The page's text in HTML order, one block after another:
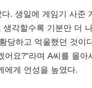
. 생일에 게임기 사준
각할수록 기분만 더
당하고 억울했던 것
어요?"라며 A씨를 몰
에게 언성을 높였다.